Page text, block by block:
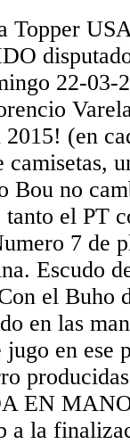
22-03-
(en
Bou no
el PT
7 de
Escudo
el Buho
en las
en ese
EN
a la